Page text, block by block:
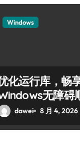
Windows
化运行库，畅
无障碍
dawei 8 月 4, 2026